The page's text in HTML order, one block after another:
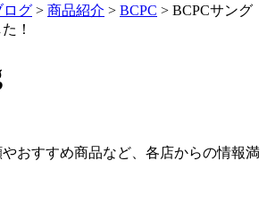
ログ > 商品紹介 > BCPC > BCPCサング
！
おすすめ商品など、各店からの情報満